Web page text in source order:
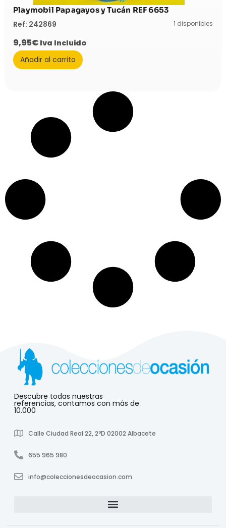
Playmobil Papagayos y Tucán REF 6653
Ref: 242869 1 disponibles
9,95€ Iva Incluido
Añadir al carrito
Descubre todas nuestras
referencias, contamos con más de
10.000
Calle Ciudad Real 22, 2ºD 02002 Albacete
655 965 980
info@coleccionesdeocasion.com